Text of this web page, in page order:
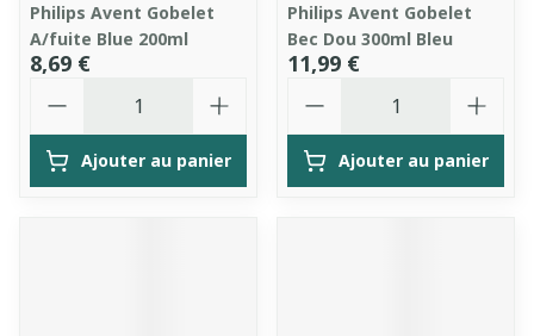
Philips Avent Gobelet
A/fuite Blue 200ml
8,69 €
Ajouter au panier
Philips Avent Gobelet
Bec Dou 300ml Bleu
11,99 €
Ajouter au panier